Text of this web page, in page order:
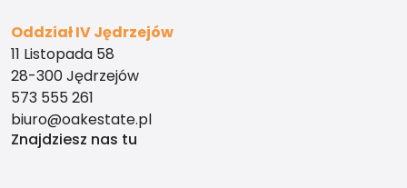
Oddział IV Jędrzejów
11 Listopada 58
28-300 Jędrzejów
573 555 261
biuro@oakestate.pl
Znajdziesz nas tu